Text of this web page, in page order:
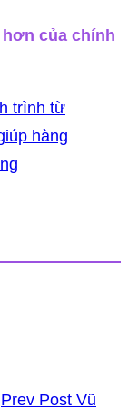
của chính
trình từ
hàng
Prev Post Vũ